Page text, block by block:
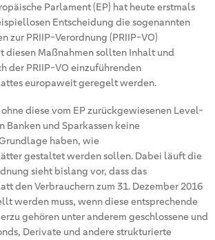
Parlament (EP) hat heute erstmals
Entscheidung die sogenannten
zur PRIIP-Verordnung (PRIIP-VO)
diesen Maßnahmen sollten Inhalt und
der PRIIP-VO einzuführenden
europaweit geregelt werden.
diese vom EP zurückgewiesenen Level-
Banken und Sparkassen keine
haben, wie
gestaltet werden sollen. Dabei läuft die
sieht bislang vor, dass das
den Verbrauchern zum 31. Dezember 2016
werden muss, wenn diese entsprechende
gehören unter anderem geschlossene und
Derivate und andere strukturierte